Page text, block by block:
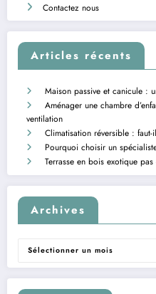
Contactez nous
Articles récents
Maison passive et canicule :
Aménager une chambre
ventilation
Climatisation réversible : faut-
Pourquoi choisir un
Terrasse en bois exotique
Archives
Archives